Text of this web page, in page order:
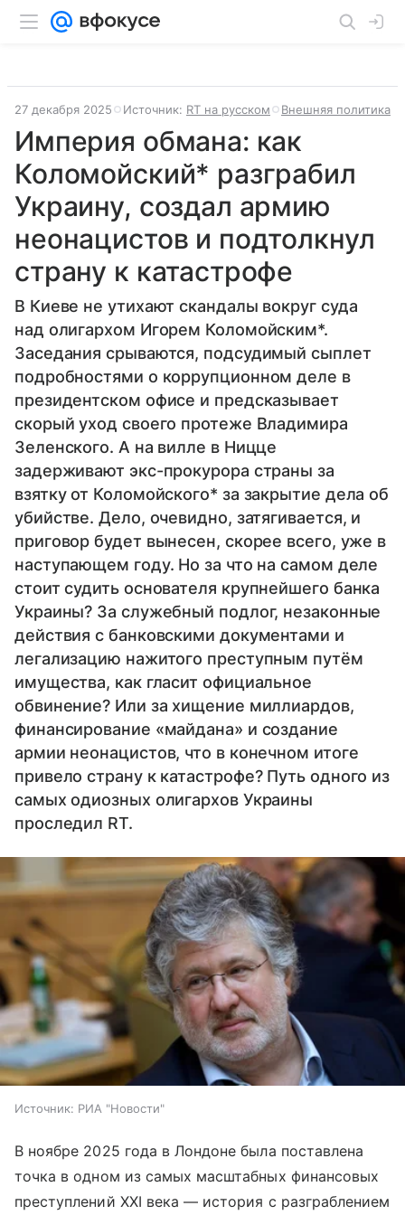
27 декабря 2025 Источник: RT на русском Внешняя политика
Империя обмана: как
Коломойский* разграбил
Украину, создал армию
неонацистов и подтолкнул
страну к катастрофе
В Киеве не утихают скандалы вокруг суда
над олигархом Игорем Коломойским*.
Заседания срываются, подсудимый сыплет
подробностями о коррупционном деле в
президентском офисе и предсказывает
скорый уход своего протеже Владимира
Зеленского. А на вилле в Ницце
задерживают экс-прокурора страны за
взятку от Коломойского* за закрытие дела об
убийстве. Дело, очевидно, затягивается, и
приговор будет вынесен, скорее всего, уже в
наступающем году. Но за что на самом деле
стоит судить основателя крупнейшего банка
Украины? За служебный подлог, незаконные
действия с банковскими документами и
легализацию нажитого преступным путём
имущества, как гласит официальное
обвинение? Или за хищение миллиардов,
финансирование «майдана» и создание
армии неонацистов, что в конечном итоге
привело страну к катастрофе? Путь одного из
самых одиозных олигархов Украины
проследил RT.
Источник: РИА "Новости"
В ноябре 2025 года в Лондоне была поставлена
точка в одном из самых масштабных финансовых
преступлений XXI века — история с разграблением